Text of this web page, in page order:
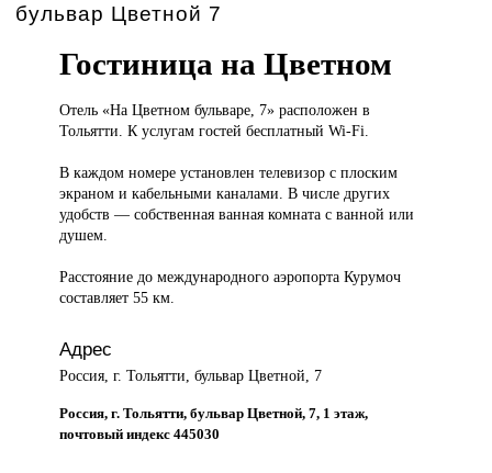
бульвар Цветной 7
Гостиница на Цветном
Отель «НаЦветном бульваре, 7» расположен в
Тольятти. К услугам гостей бесплатный Wi-Fi.
В каждом номере установлен телевизор с плоским
экраном и кабельными каналами. В числе других
удобств — собственная ванная комната с ванной или
душем.
Расстояние до международного аэропорта Курумоч
составляет 55 км.
Адрес
Россия, г. Тольятти, бульвар Цветной, 7
Россия, г. Тольятти, бульвар Цветной, 7, 1 этаж,
почтовый индекс 445030